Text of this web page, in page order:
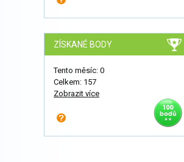
ZÍSKANÉ BODY
Tento měsíc: 0
Celkem: 157
Zobrazit více